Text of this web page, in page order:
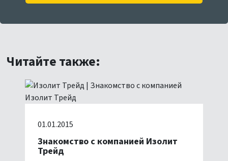
Читайте также:
01.01.2015
Знакомство с компанией Изолит
Трейд